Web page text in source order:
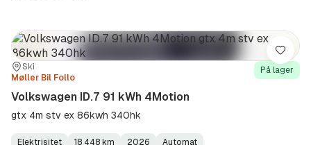
Sted:
Ski
Forhandler:
Møller Bil Follo
På lager
Volkswagen ID.7 91 kWh 4Motion
gtx 4m stv ex 86kwh 340hk
Elektrisitet 18 448 km 2026
Automat
Lagre